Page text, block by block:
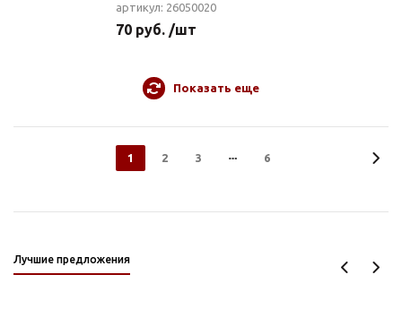
артикул: 26050020
70 руб. /шт
Показать еще
1 2 3 6
Лучшие предложения